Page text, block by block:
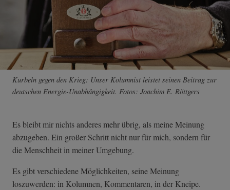
Kurbeln gegen den Krieg: Unser Kolumnist leistet seinen Beitrag zur
deutschen Energie-Unabhängigkeit. Fotos: Joachim E. Röttgers
Es bleibt mir nichts anderes mehr übrig, als meine Meinung
abzugeben. Ein großer Schritt nicht nur für mich, sondern für
die Menschheit in meiner Umgebung.
Es gibt verschiedene Möglichkeiten, seine Meinung
loszuwerden: in Kolumnen, Kommentaren, in der Kneipe.